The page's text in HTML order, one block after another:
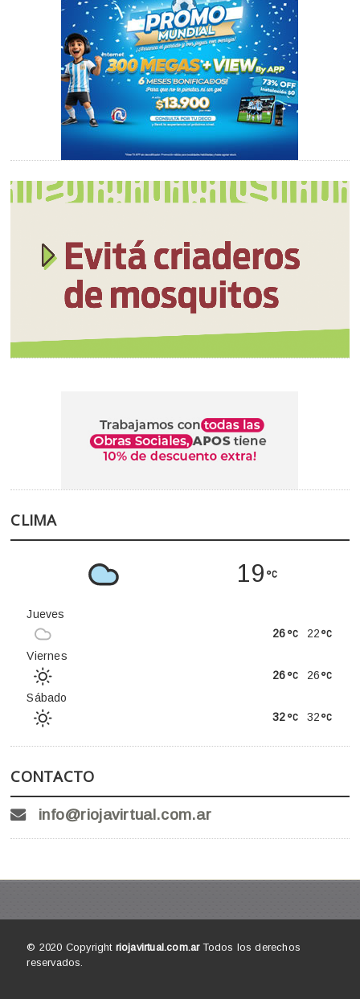
CLIMA
19
Jueves
22
26
Viernes
26
26
Sábado
32
32
CONTACTO
info@riojavirtual.com.ar
© 2020 Copyright riojavirtual.com.arTodos los derechos
reservados.